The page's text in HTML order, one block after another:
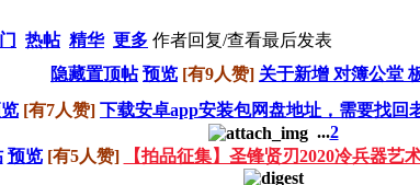
热帖 精华 更多 作者回复/查看最后发表
隐藏置顶帖 预览 [有9人赞] 关于新增 对簿公堂
[有7人赞] 下载安卓app安装包网盘地址，需要找回
...2
预览 [有5人赞] 【拍品征集】​圣锋贤刃2020冷兵器艺